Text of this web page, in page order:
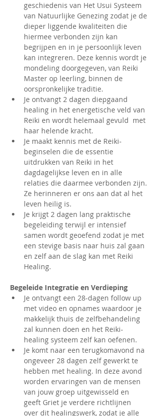
geschiedenis van Het Usui Systeem
van Natuurlijke Genezing zodat je de
dieper liggende kwaliteiten die
hiermee verbonden zijn kan
begrijpen en in je persoonlijk leven
kan integreren. Deze kennis wordt je
mondeling doorgegeven, van Reiki
Master op leerling, binnen de
oorspronkelijke traditie.
Je ontvangt 2 dagen diepgaand
healing in het energetische veld van
Reiki en wordt helemaal gevuld  met
haar helende kracht.
Je maakt kennis met de Reiki-
beginselen die de essentie
uitdrukken van Reiki in het
dagdagelijkse leven en in alle
relaties die daarmee verbonden zijn.
Ze herinneren er ons aan dat al het
leven heilig is.
Je krijgt 2 dagen lang praktische
begeleiding terwijl er intensief
samen wordt geoefend zodat je met
een stevige basis naar huis zal gaan
en zelf aan de slag kan met Reiki
Healing.
Begeleide Integratie en Verdieping
Je ontvangt een 28-dagen follow up
met video en opnames waardoor je
makkelijk thuis de zelfbehandeling
zal kunnen doen en het Reiki-
healing systeem zelf kan oefenen.
Je komt naar een terugkomavond na
ongeveer 28 dagen zelf gewerkt te
hebben met healing. In deze avond
worden ervaringen van de mensen
van jouw groep uitgewisseld en
geeft Griet je verdere richtlijnen
over dit healingswerk, zodat je alle